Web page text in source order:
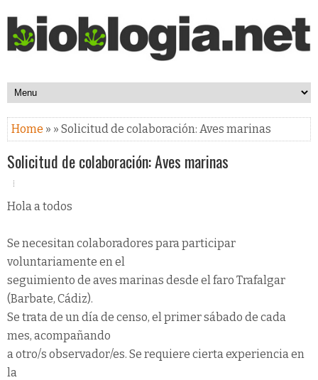
Home » » Solicitud de colaboración: Aves marinas
Solicitud de colaboración: Aves marinas
Hola a todos
Se necesitan colaboradores para participar
voluntariamente en el
seguimiento de aves marinas desde el faro Trafalgar
(Barbate, Cádiz).
Se trata de un día de censo, el primer sábado de cada
mes, acompañando
a otro/s observador/es. Se requiere cierta experiencia en
la